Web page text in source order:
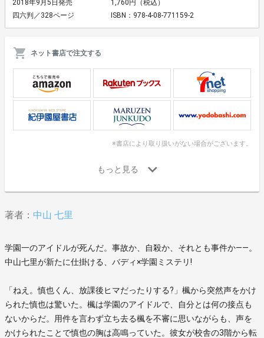
2018年9月5日発売
1,760円（税込）
四六判／328ページ
ISBN：978-4-08-771159-2
ネット書店で注文する
※書店により取り扱いがない場合がございます。
著者： 中山 七里
学園一のアイドルが死んだ。事故か、自殺か、それとも事件か――。
中山七里が新たに仕掛ける、バディ×学園ミステリ!
「ねえ。慎也くん、放課後ヒマだったりする?」楓から突然声をかけ
られた慎也は驚いた。楓は学園のアイドルで、自分とは何の接点も
ないからだ。用件を言わず立ち去る楓を不審に思いながらも、声を
かけられたことで慎也の胸は高鳴っていた。彼女が校舎の3階から転